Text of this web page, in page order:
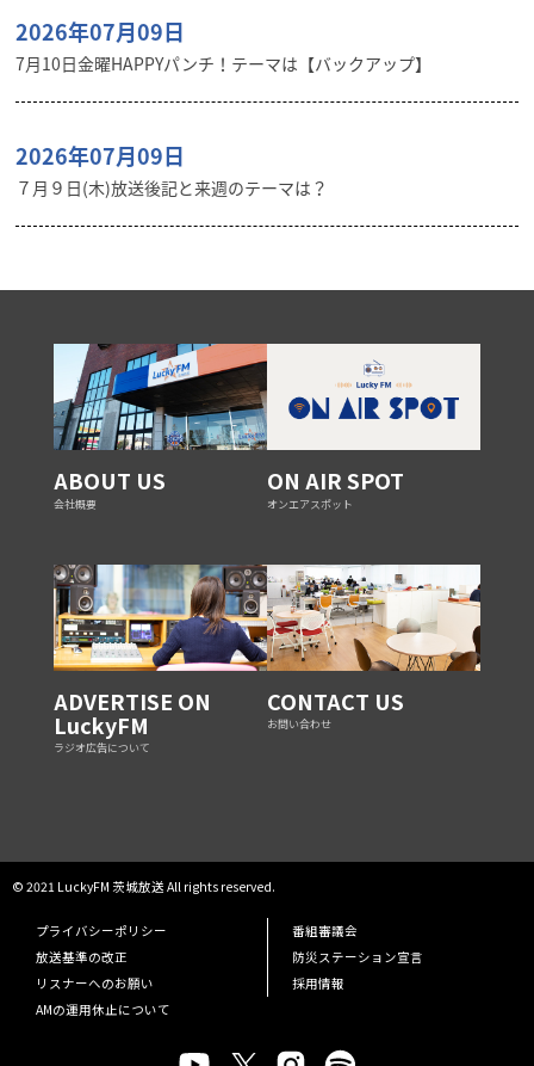
2026年07月09日
7月10日金曜HAPPYパンチ！テーマは【バックアップ】
2026年07月09日
７月９日(木)放送後記と来週のテーマは？
ABOUT US
会社概要
ON AIR SPOT
オンエアスポット
ADVERTISE ON
LuckyFM
ラジオ広告について
CONTACT US
お問い合わせ
© 2021 LuckyFM 茨城放送 All rights reserved.
プライバシーポリシー
番組審議会
放送基準の改正
防災ステーション宣言
リスナーへのお願い
採用情報
AMの運用休止について